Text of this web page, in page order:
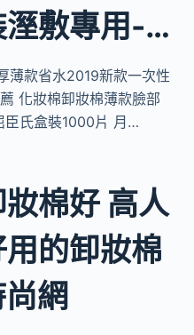
溼敷專用-…
薄款省水2019新款一次性
化妝棉卸妝棉薄款臉部
臣氏盒裝1000片 月…
棉好 高人
的卸妝棉
網